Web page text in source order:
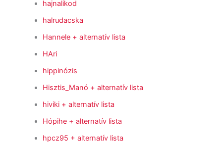
hajnalikod
halrudacska
Hannele + alternatív lista
HAri
hippinózis
Hisztis_Manó + alternatív lista
hiviki + alternatív lista
Hópihe + alternatív lista
hpcz95 + alternatív lista